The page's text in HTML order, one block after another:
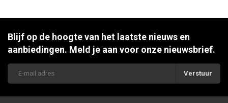
Blijf op de hoogte van het laatste nieuws en
aanbiedingen. Meld je aan voor onze nieuwsbrief.
Verstuur